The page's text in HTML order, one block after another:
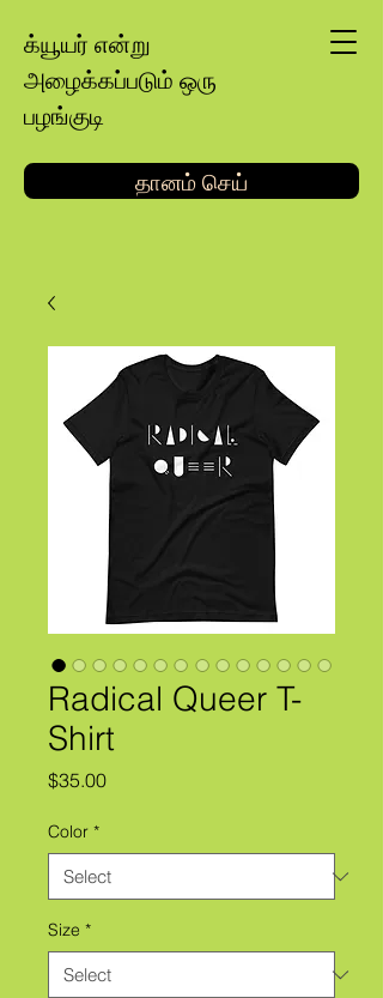
க்யூயர் என்று
அழைக்கப்படும் ஒரு
பழங்குடி
தானம் செய்
Radical Queer T-
Shirt
$35.00Price
Color *
Size *